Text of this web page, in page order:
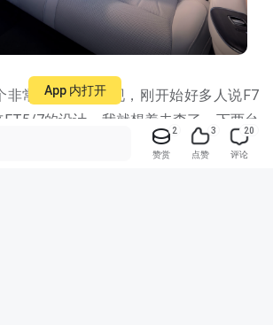
非常有意思的发现，刚开始好多人说F7
ET5/7的设计，我就想着去查了一下两台
竟哪怕是抄袭，也得从源头找起来对吧。
App 内打开
2
赞赏
3
点赞
20
评论